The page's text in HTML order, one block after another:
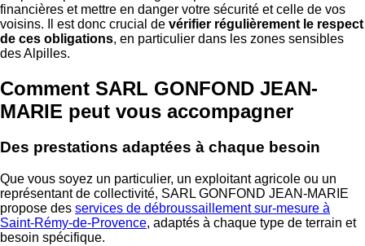
financières et mettre en danger votre sécurité et celle de vos
voisins. Il est donc crucial de vérifier régulièrement le respect
de ces obligations, en particulier dans les zones sensibles
des Alpilles.
Comment SARL GONFOND JEAN-
MARIE peut vous accompagner
Des prestations adaptées à chaque besoin
Que vous soyez un particulier, un exploitant agricole ou un
représentant de collectivité, SARL GONFOND JEAN-MARIE
propose des services de débroussaillement sur-mesure à
Saint-Rémy-de-Provence, adaptés à chaque type de terrain et
besoin spécifique.